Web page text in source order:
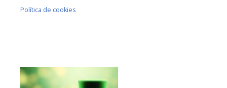
Política de cookies